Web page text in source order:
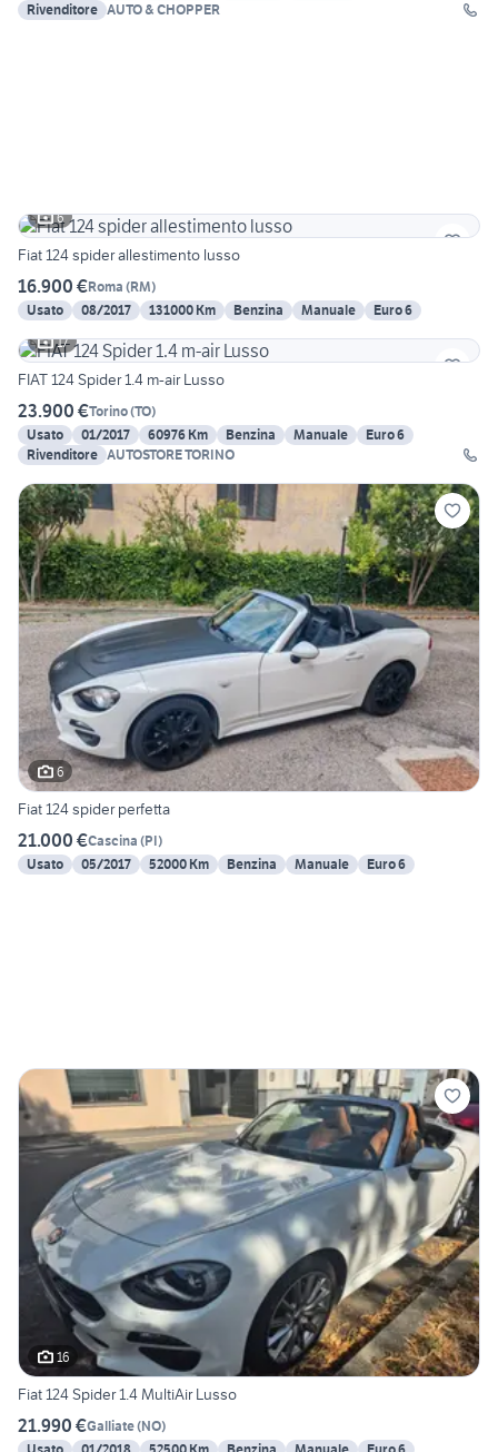
Rivenditore AUTO & CHOPPER
6
Fiat 124 spider allestimento lusso
16.900 €Roma (RM)
Usato
08/2017 131000 Km Benzina Manuale
Euro 6
17
FIAT 124 Spider 1.4 m-air Lusso
23.900 €Torino(TO)
Usato
01/2017 60976 Km Benzina Manuale
Euro 6
Rivenditore AUTOSTORE TORINO
6
Fiat 124 spider perfetta
21.000 €Cascina (PI)
Usato
05/2017 52000 Km Benzina Manuale Euro 6
16
Fiat 124 Spider 1.4 MultiAir Lusso
21.990 €Galliate(NO)